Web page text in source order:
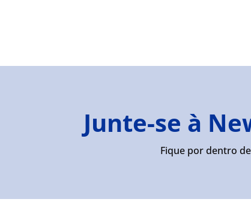
Junte-se à
Fique por dentro